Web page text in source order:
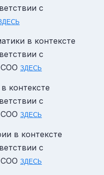
с
в контексте
с
ЗДЕСЬ
контексте
с
ЗДЕСЬ
в контексте
с
ЗДЕСЬ